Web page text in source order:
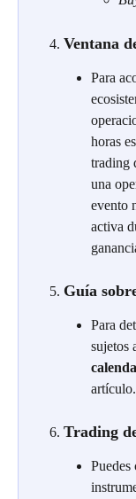
Ventana
Para
horas
trading
una
evento
activa
Guía
Para
sujetos
artículo.
Trading
Puedes